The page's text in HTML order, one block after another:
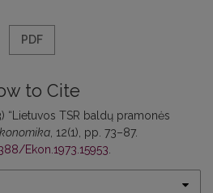
PDF
to Cite
“Lietuvos TSR baldų pramonės
, 12(1), pp. 73–87.
Ekon.1973.15953